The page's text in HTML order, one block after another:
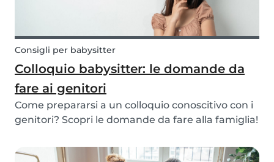
Consigli per babysitter
Colloquio babysitter: le domande da
fare ai genitori
Come prepararsi a un colloquio conoscitivo con i
genitori? Scopri le domande da fare alla famiglia!